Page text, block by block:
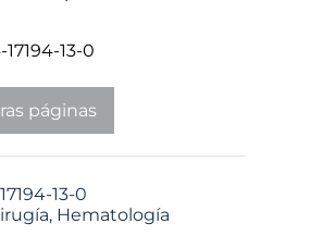
13-0
páginas
13-0
, Hematología